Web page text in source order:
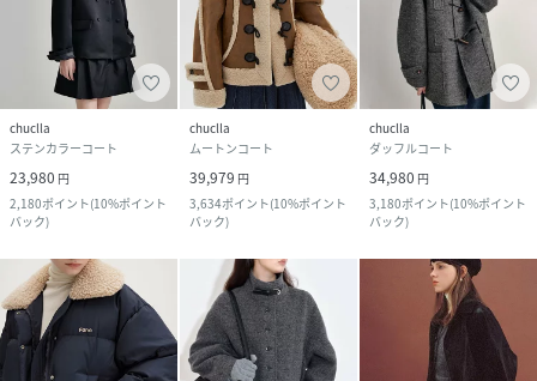
chuclla
ステンカラーコート
23,980 円
2,180ポイント(10%ポイント
バック)
chuclla
ムートンコート
39,979 円
3,634ポイント(10%ポイント
バック)
chuclla
ダッフルコート
34,980 円
3,180ポイント(10%ポイント
バック)